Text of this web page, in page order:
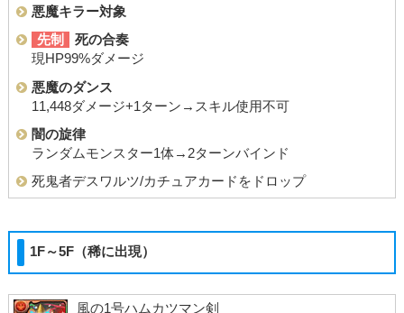
悪魔キラー対象
先制
死の合奏
現HP99%ダメージ
悪魔のダンス
11,448ダメージ+1ターン→スキル使用不可
闇の旋律
ランダムモンスター1体→2ターンバインド
死鬼者デスワルツ/カチュアカードをドロップ
1F～5F（稀に出現）
風の1号ハムカツマン剣